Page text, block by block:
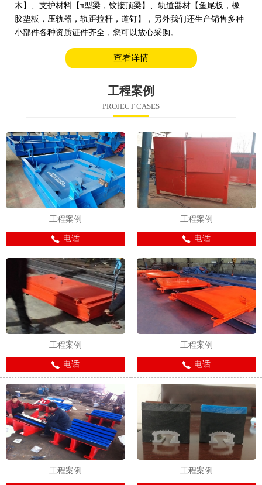
木】、支护材料【π型梁，铰接顶梁】、轨道器材【鱼尾板，橡
胶垫板，压轨器，轨距拉杆，道钉】，另外我们还生产销售多种
小部件各种资质证件齐全，您可以放心采购。
查看详情
工程案例
PROJECT CASES
工程案例
电话
工程案例
电话
工程案例
电话
工程案例
电话
工程案例 工程案例